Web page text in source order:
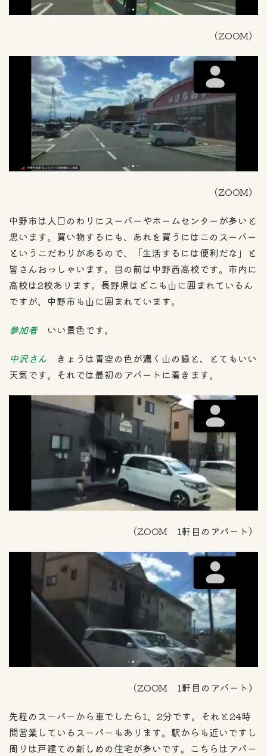
（ZOOM）
（ZOOM）
中野市は人口のわりにスーパーやホームセンターが多いと
思います。買い物するにも、あれを買うにはこのスーパー
というこだわりがあるので、「生活するには便利だな」と
皆さんおっしゃいます。目の前は中野西高校です。市内に
高校は2校あります。長野県はどこも山に囲まれているん
ですが、中野市も山に囲まれています。
参加者いい景色です。
中沢さん きょうは青空の色が濃く山の緑と、とてもいい
天気です。それでは最初のアパートに着きます。
（ZOOM 1軒目のアパート）
（ZOOM 1軒目のアパート）
先程のスーパーから車でしたら1、2分です。それと24時
間営業しているスーパーもあります。駅からも近いですし
周りは戸建ての新しめの住宅が多いです。こちらはアパー